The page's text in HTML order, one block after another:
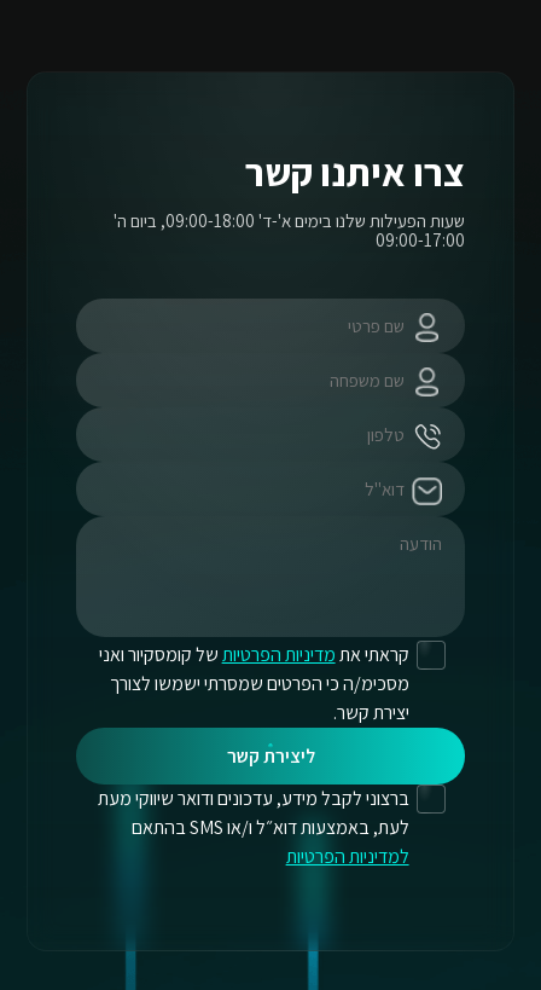
צרו איתנו קשר
שעות הפעילות שלנו בימים א'-ד' 09:00-18:00, ביום ה'
09:00-17:00
קראתי אתמדיניות הפרטיותשל קומסקיור ואני
מסכימ/ה כי הפרטים שמסרתי ישמשו לצורך
יצירת קשר.
ליצירת קשר
ברצוני לקבל מידע, עדכונים ודואר שיווקי מעת
לעת, באמצעות דוא״ל ו/או SMS בהתאם
למדיניות הפרטיות